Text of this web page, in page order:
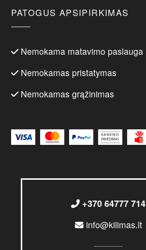
PATOGUS APSIPIRKIMAS
Nemokama matavimo paslauga
Nemokamas pristatymas
Nemokamas grąžinimas
+370 64777 714
info@kilimas.lt